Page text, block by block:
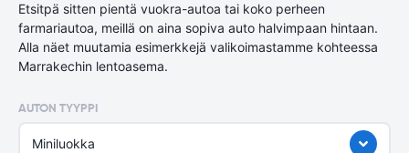
Etsitpä sitten pientä vuokra-autoa tai koko perheen
farmariautoa, meillä on aina sopiva auto halvimpaan hintaan.
Alla näet muutamia esimerkkejä valikoimastamme kohteessa
Marrakechin lentoasema.
AUTON TYYPPI
Miniluokka